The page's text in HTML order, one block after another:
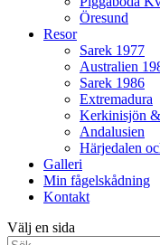
Öresund
Resor
Sarek 1977
Australien
Sarek 1986
Extremadura
Kerkinisjön
Andalusien
Härjedalen
Galleri
Min fågelskådning
Kontakt
Välj en sida